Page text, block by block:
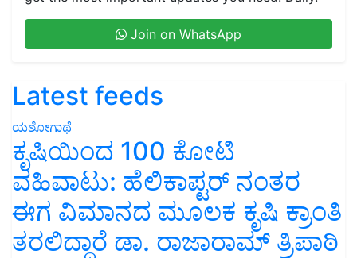
Join on WhatsApp
Latest feeds
ಯಶೋಗಾಥೆ
ಕೃಷಿಯಿಂದ 100 ಕೋಟಿ
ವಹಿವಾಟು: ಹೆಲಿಕಾಪ್ಟರ್ ನಂತರ
ಈಗ ವಿಮಾನದ ಮೂಲಕ ಕೃಷಿ ಕ್ರಾಂತಿ
ತರಲಿದ್ದಾರೆ ಡಾ. ರಾಜಾರಾಮ್ ತ್ರಿಪಾಠಿ